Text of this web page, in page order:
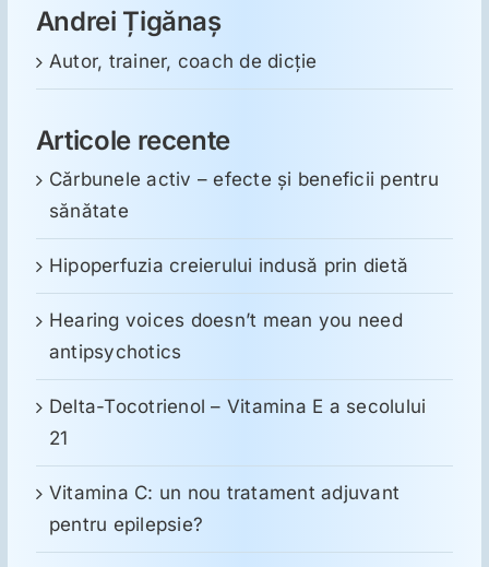
Andrei Țigănaș
Autor, trainer, coach de dicție
Articole recente
Cărbunele activ – efecte și beneficii pentru
sănătate
Hipoperfuzia creierului indusă prin dietă
Hearing voices doesn’t mean you need
antipsychotics
Delta-Tocotrienol – Vitamina E a secolului
21
Vitamina C: un nou tratament adjuvant
pentru epilepsie?